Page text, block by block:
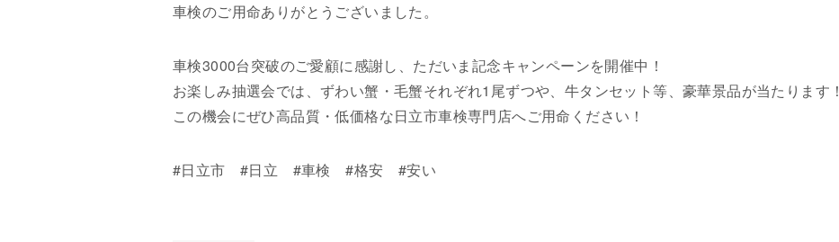
車検のご用命ありがとうございました。
車検3000台突破のご愛顧に感謝し、ただいま記念キャンペーンを開催中！
お楽しみ抽選会では、ずわい蟹・毛蟹それぞれ1尾ずつや、牛タンセット等、豪華景品が当たります！
この機会にぜひ高品質・低価格な日立市車検専門店へご用命ください！
#日立市 #日立 #車検 #格安 #安い